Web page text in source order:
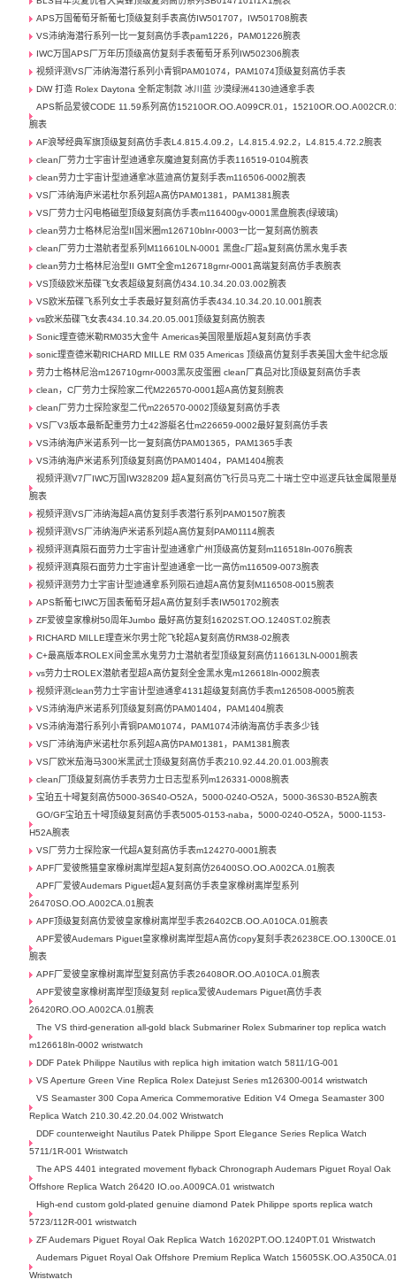
APS万国葡萄牙新葡七顶级复刻手表高仿IW501707，IW501708腕表
VS沛纳海潜行系列一比一复刻高仿手表pam1226，PAM01226腕表
IWC万国APS厂万年历顶级高仿复刻手表葡萄牙系列IW502306腕表
视频评测VS厂沛纳海潜行系列小青铜PAM01074，PAM1074顶级复刻高仿手表
DiW 打造 Rolex Daytona 全新定制款 冰川蓝 沙漠绿洲4130迪通拿手表
APS新品爱彼CODE 11.59系列高仿15210OR.OO.A099CR.01，
腕表
AF浪琴经典军旗顶级复刻高仿手表L4.815.4.09.2，L4.815.4.92.2，L4.815.4.72.2腕表
clean厂劳力士宇宙计型迪通拿灰魔迪复刻高仿手表116519-0104腕表
clean劳力士宇宙计型迪通拿冰蓝迪高仿复刻手表m116506-0002腕表
VS厂沛纳海庐米诺杜尔系列超A高仿PAM01381，PAM1381腕表
VS厂劳力士闪电格磁型顶级复刻高仿手表m116400gv-0001黑盘腕表(绿玻璃)
clean劳力士格林尼治型II国米圈m126710blnr-0003一比一复刻高仿腕表
clean厂劳力士潜航者型系列M116610LN-0001 黑盘c厂超a复刻高仿黑水鬼手表
clean劳力士格林尼治型II GMT全金m126718grnr-0001高端复刻高仿手表腕表
VS顶级欧米茄碟飞女表超级复刻高仿434.10.34.20.03.002腕表
VS欧米茄碟飞系列女士手表最好复刻高仿手表434.10.34.20.10.001腕表
vs欧米茄碟飞女表434.10.34.20.05.001顶级复刻高仿腕表
Sonic理查德米勒RM035大金牛 Americas美国限量版超A复刻高仿手表
sonic理查德米勒RICHARD MILLE RM 035 Americas 顶级高仿复刻手表美国大金牛纪念版
劳力士格林尼治m126710grnr-0003黑灰皮蛋圈 clean厂真品对比顶级复刻高仿手表
clean，C厂劳力士探险家二代M226570-0001超A高仿复刻腕表
clean厂劳力士探险家型二代m226570-0002顶级复刻高仿手表
VS厂V3版本最新配重劳力士42游艇名仕m226659-0002最好复刻高仿手表
VS沛纳海庐米诺系列一比一复刻高仿PAM01365，PAM1365手表
VS沛纳海庐米诺系列顶级复刻高仿PAM01404，PAM1404腕表
视频评测V7厂IWC万国IW328209 超A复刻高仿飞行员马克二十瑞士空中巡逻兵钛金属限量
腕表
视频评测VS厂沛纳海超A高仿复刻手表潜行系列PAM01507腕表
视频评测VS厂沛纳海庐米诺系列超A高仿复刻PAM01114腕表
视频评测真陨石面劳力士宇宙计型迪通拿广州顶级高仿复刻m116518ln-0076腕表
视频评测真陨石面劳力士宇宙计型迪通拿一比一高仿m116509-0073腕表
视频评测劳力士宇宙计型迪通拿系列陨石迪超A高仿复刻M116508-0015腕表
APS新葡七IWC万国表葡萄牙超A高仿复刻手表IW501702腕表
ZF爱彼皇家橡树50周年Jumbo 最好高仿复刻16202ST.OO.1240ST.02腕表
RICHARD MILLE理查米尔男士陀飞轮超A复刻高仿RM38-02腕表
C+最高版本ROLEX间金黑水鬼劳力士潜航者型顶级复刻高仿116613LN-0001腕表
vs劳力士ROLEX潜航者型超A高仿复刻全金黑水鬼m126618ln-0002腕表
视频评测clean劳力士宇宙计型迪通拿4131超级复刻高仿手表m126508-0005腕表
VS沛纳海庐米诺系列顶级复刻高仿PAM01404，PAM1404腕表
VS沛纳海潜行系列小青铜PAM01074，PAM1074沛纳海高仿手表多少钱
VS厂沛纳海庐米诺杜尔系列超A高仿PAM01381，PAM1381腕表
VS厂欧米茄海马300米黑武士顶级复刻高仿手表210.92.44.20.01.003腕表
clean厂顶级复刻高仿手表劳力士日志型系列m126331-0008腕表
宝珀五十噚复刻高仿5000-36S40-O52A，5000-0240-O52A，5000-36S30-B52A腕表
GO/GF宝珀五十噚顶级复刻高仿手表5005-0153-naba，5000-0240-O52A，5000-1153-
H52A腕表
VS厂劳力士探险家一代超A复刻高仿手表m124270-0001腕表
APF厂爱彼熊猫皇家橡树离岸型超A复刻高仿26400SO.OO.A002CA.01腕表
APF厂爱彼Audemars Piguet超A复刻高仿手表皇家橡树离岸型系列
26470SO.OO.A002CA.01腕表
APF顶级复刻高仿爱彼皇家橡树离岸型手表26402CB.OO.A010CA.01腕表
APF爱彼Audemars Piguet皇家橡树离岸型超A高仿copy复刻手表
腕表
APF厂爱彼皇家橡树离岸型复刻高仿手表26408OR.OO.A010CA.01腕表
APF爱彼皇家橡树离岸型顶级复刻 replica爱彼Audemars Piguet高仿手表
26420RO.OO.A002CA.01腕表
The VS third-generation all-gold black Submariner Rolex Submariner top replica watch
m126618ln-0002 wristwatch
DDF Patek Philippe Nautilus with replica high imitation watch 5811/1G-001
VS Aperture Green Vine Replica Rolex Datejust Series m126300-0014 wristwatch
VS Seamaster 300 Copa America Commemorative Edition V4 Omega Seamaster 300
Replica Watch 210.30.42.20.04.002 Wristwatch
DDF counterweight Nautilus Patek Philippe Sport Elegance Series Replica Watch
5711/1R-001 Wristwatch
The APS 4401 integrated movement flyback Chronograph Audemars Piguet Royal Oak
Offshore Replica Watch 26420 IO.oo.A009CA.01 wristwatch
High-end custom gold-plated genuine diamond Patek Philippe sports replica watch
5723/112R-001 wristwatch
ZF Audemars Piguet Royal Oak Replica Watch 16202PT.OO.1240PT.01 Wristwatch
Audemars Piguet Royal Oak Offshore Premium Replica Watch
Wristwatch